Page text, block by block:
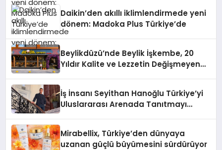
Daikin’den akıllı iklimlendirmede yeni
dönem: Madoka Plus Türkiye’de
Beylikdüzü’nde Beylik İşkembe, 20
Yıldır Kalite ve Lezzetin Değişmeyen
İş İnsanı Seyithan Hanoğlu Türkiye’yi
Uluslararası Arenada Tanıtmayı
Mirabellix, Türkiye’den dünyaya
uzanan güçlü büyümesini sürdürüyor